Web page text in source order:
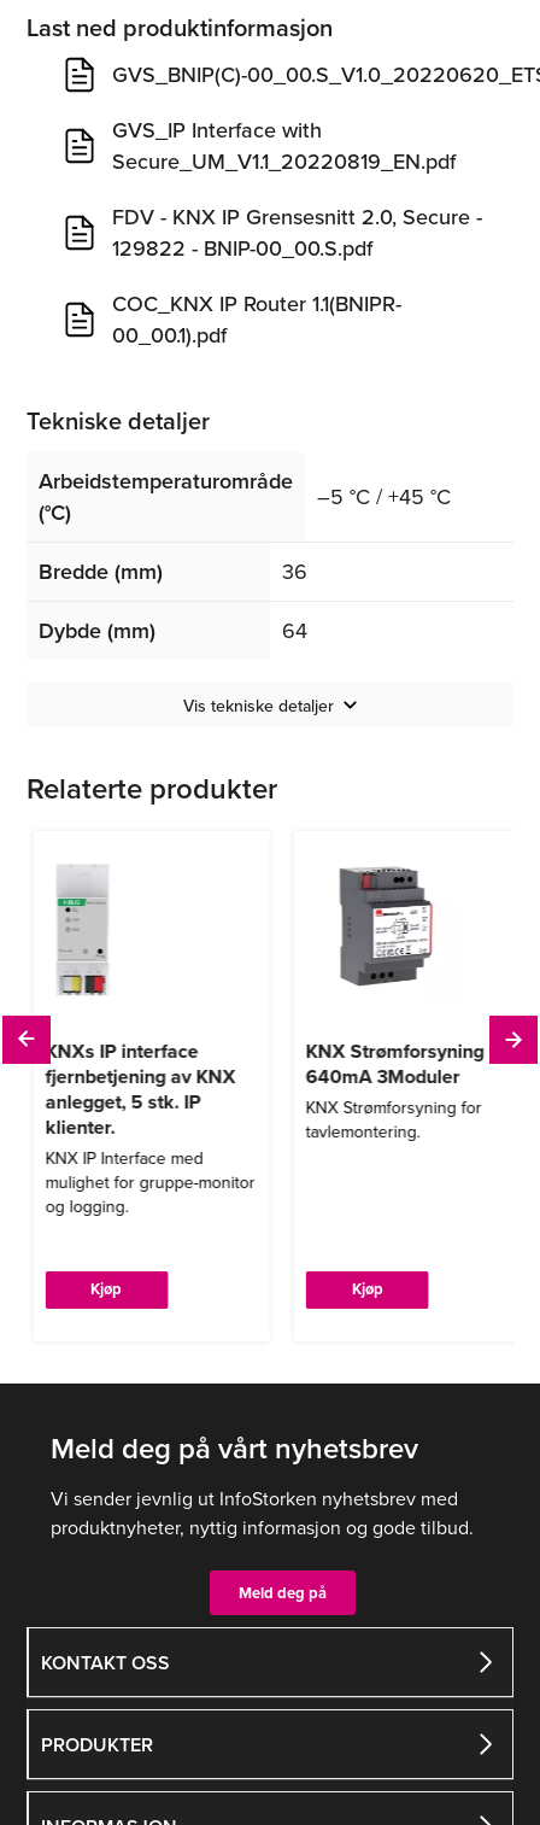
Last ned produktinformasjon
GVS_BNIP(C)-
GVS_IP Interface with
Secure_UM_V1.1_20220819_EN.pdf
FDV - KNX IP Grensesnitt 2.0, Secure -
129822 - BNIP-00_00.S.pdf
COC_KNX IP Router 1.1(BNIPR-
00_00.1).pdf
Tekniske detaljer
Arbeidstemperaturområde
(°C)
–5 °C / +45 °C
Bredde (mm)
36
Dybde (mm)
64
Vis tekniske detaljer
Relaterte produkter
KNXs IP interface
fjernbetjening av KNX
anlegget, 5 stk. IP
klienter.
KNX IP Interface med
mulighet for gruppe-monitor
og logging.
Kjøp
KNX Strømforsyning
640mA 3Moduler
KNX Strømforsyning for
tavlemontering.
Kjøp
KONTAKT OSS
PRODUKTER
Meld deg på vårt nyhetsbrev
Vi sender jevnlig ut InfoStorken nyhetsbrev med
produktnyheter, nyttig informasjon og gode tilbud.
Meld deg på